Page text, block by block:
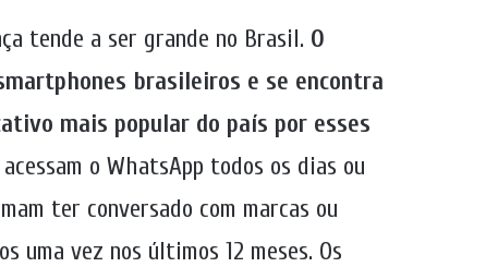
tende a ser grande no Brasil. O
brasileiros e se encontra
mais popular do país por esses
o WhatsApp todos os dias ou
ter conversado com marcas ou
uma vez nos últimos 12 meses. Os